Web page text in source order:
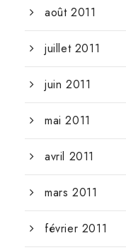
août 2011
juillet 2011
juin 2011
mai 2011
avril 2011
mars 2011
février 2011